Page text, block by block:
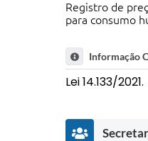
Registro de
para consumo
Informação
Lei 14.133/2021.